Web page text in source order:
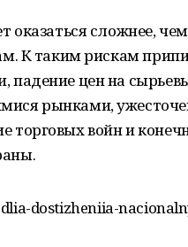
оказаться сложнее,
К таким рискам
падение цен на
рынками,
торговых войн и
dostizheniia-